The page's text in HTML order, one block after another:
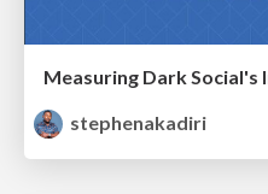
stephenakadiri